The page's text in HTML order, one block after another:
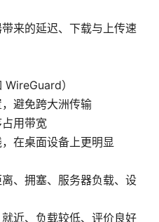
来的延迟、下载与上传速
）
避免跨大洲传输
用带宽
在桌面设备上更明显
、拥塞、服务器负载、设
近、负载较低、评价良好